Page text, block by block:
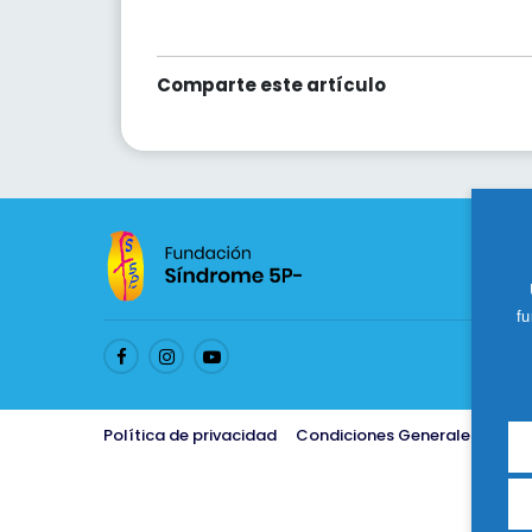
Comparte este artículo
Política de privacidad Condiciones Generales de